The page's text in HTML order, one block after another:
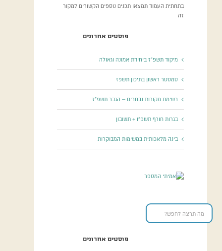
בתחתית העמוד תמצאו תכנים נוספים הקשורים למקור
זה
פוסטים אחרונים
מיקוד תשפ”ז ביחידת אמונה וגאולה
סמסטר ראשון בתיכון תשפז
רשימת מקורות נבחרים – הגבר תשפ”ז
בגרות חורף תשפ”ו + תשובון
בינה מלאכותית במשימות המבוקרות
פוסטים אחרונים